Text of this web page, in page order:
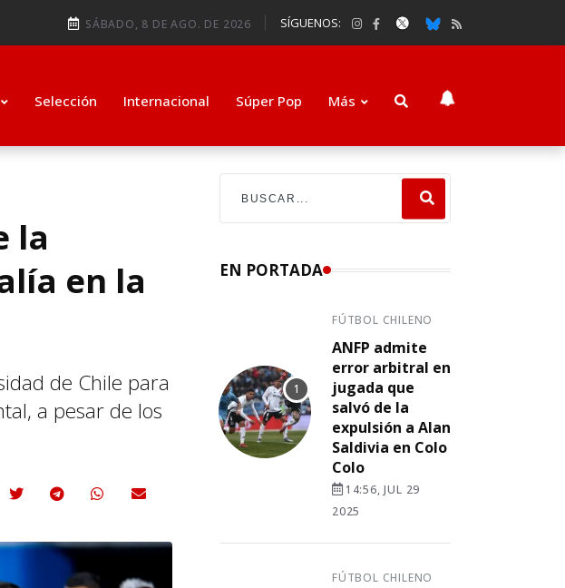
SÁBADO, 8 DE AGO. DE 2026 SÍGUENOS:
Selección Internacional Súper Pop Más
la
en la
de Chile para
a pesar de los
EN PORTADA
FÚTBOL CHILENO
ANFP admite
error arbitral en
jugada que
salvó de la
expulsión a Alan
Saldivia en Colo
Colo
14:56, JUL 29
2025
FÚTBOL CHILENO